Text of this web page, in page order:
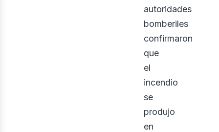
autoridades
bomberiles
confirmaron
que
el
incendio
se
produjo
en